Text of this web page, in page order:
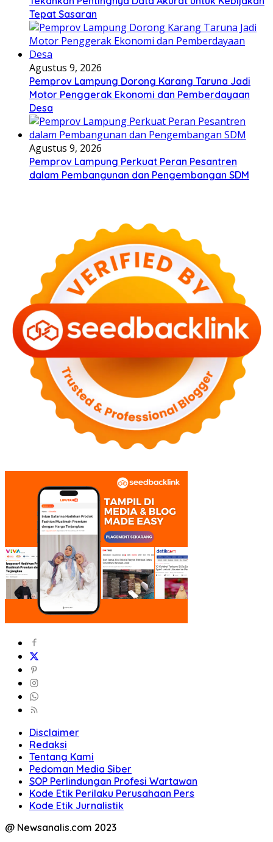
Tepat Sasaran
Agustus 9, 2026
Pemprov Lampung Dorong Karang Taruna Jadi
Motor Penggerak Ekonomi dan Pemberdayaan
Desa
Agustus 9, 2026
Pemprov Lampung Perkuat Peran Pesantren
dalam Pembangunan dan Pengembangan SDM
Disclaimer
Redaksi
Tentang Kami
Pedoman Media Siber
SOP Perlindungan Profesi Wartawan
Kode Etik Perilaku Perusahaan Pers
Kode Etik Jurnalistik
@ Newsanalis.com 2023